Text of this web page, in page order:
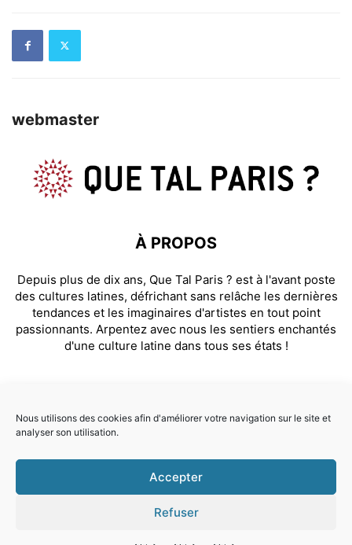
webmaster
À PROPOS
Depuis plus de dix ans, Que Tal Paris ? est à l'avant poste
des cultures latines, défrichant sans relâche les dernières
tendances et les imaginaires d'artistes en tout point
passionnants. Arpentez avec nous les sentiers enchantés
d'une culture latine dans tous ses états !
Facebook
© Que Tal Paris ? 2026
Nous utilisons des cookies afin d'améliorer votre navigation sur le site et
analyser son utilisation.
Accepter
Refuser